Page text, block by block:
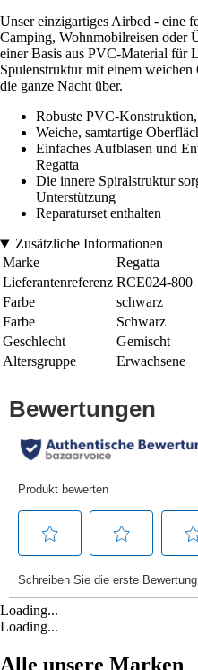
Unser einzigartiges Airbed - eine
Camping, Wohnmobilreisen oder
einer Basis aus PVC-Material für
Spulenstruktur mit einem
die ganze Nacht über.
Robuste PVC-
Weiche, samtartige
Einfaches Aufblasen und
Regatta
Die innere Spiralstruktur
Unterstützung
Reparaturset enthalten
Zusätzliche Informationen
Marke
Regatta
Lieferantenreferenz RCE024-800
Farbe
schwarz
Farbe
Schwarz
Geschlecht
Gemischt
Altersgruppe
Erwachsene
Loading...
Loading...
Alle unsere Marken